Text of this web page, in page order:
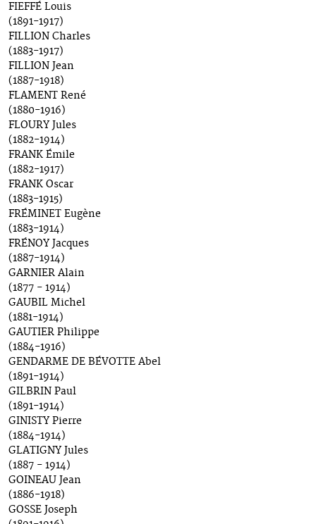
FIEFFÉ Louis
(1891-1917)
FILLION Charles
(1883-1917)
FILLION Jean
(1887-1918)
FLAMENT René
(1880-1916)
FLOURY Jules
(1882-1914)
FRANK Émile
(1882-1917)
FRANK Oscar
(1883-1915)
FRÉMINET Eugène
(1883-1914)
FRÉNOY Jacques
(1887-1914)
GARNIER Alain
(1877 - 1914)
GAUBIL Michel
(1881-1914)
GAUTIER Philippe
(1884-1916)
GENDARME DE BÉVOTTE Abel
(1891-1914)
GILBRIN Paul
(1891-1914)
GINISTY Pierre
(1884-1914)
GLATIGNY Jules
(1887 - 1914)
GOINEAU Jean
(1886-1918)
GOSSE Joseph